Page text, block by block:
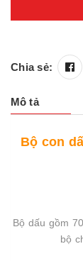
Chia sẻ:
Mô tả
Bộ con
Bộ dấu gồm
bộ